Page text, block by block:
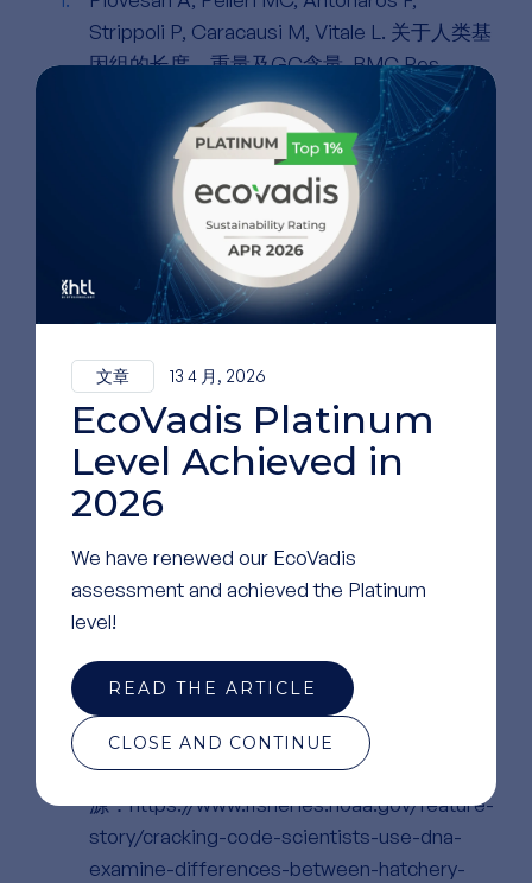
文章 13 4 月, 2026
EcoVadis Platinum
Level Achieved in
2026
We have renewed our EcoVadis
assessment and achieved the Platinum
level!
READ THE ARTICLE
CLOSE AND CONTINUE
Strippoli P, Caracausi M, Vitale L. 关于人类基
因组的长度、重量及GC含量. BMC Res
Notes. 2019年2月27日;12(1):106.
doi:10.1186/s13104-019-4137-z PubMed PMID:
30813969; PubMed Central PMCID:
PMC6391780.
诺里斯（Norris AT）、布拉德利（Bradley
DG）、坎宁安（Cunningham EP）。养殖和
大西洋鲑（Salmo salar）野生种群之间及种群
内部的微卫星遗传变异。《水产养殖》。
1999年1月1日；180:247–64。
doi:10.1016/S0044-8486(99)00212-4
宋Y、张Y、王X、于X、廖Y、张H等。
（Panax ginseng）端粒到端粒参考基因组揭
示了皂苷生物合成的进化历程。《园艺研
doi:10.1093/hr/uhae107 PubMed PMID:
38883331; PubMed Central PMCID:
PMC11179851.
美国国家海洋和大气管理局（NOAA）渔业
局。2024。《破解密码：科学家利用DNA研
究阿拉斯加东南部的养殖和野生鲑鱼之间的差
异》| NOAA渔业局。发布于：阿拉斯加。 来
源：https://www.fisheries.noaa.gov/feature-
story/cracking-code-scientists-use-dna-
examine-differences-between-hatchery-